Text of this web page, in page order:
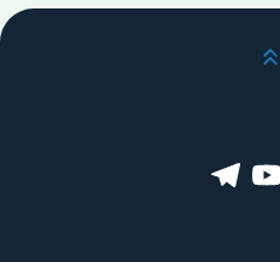
انتقل إلى أعلى